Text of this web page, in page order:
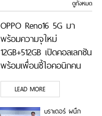
ดูทั้งหมด
OPPO Reno16 5G มา
พร้อมความจุใหม่
12GB+512GB เปิดคอลเลกชัน
พร้อมเพื่อนซี้ไอคอนิกคน
ล่าสุด Pingu Limited
Edition เติมความน่ารักทุก
โมเมนต์ เริ่ม 7 ส.ค. 69
LEAD MORE
บราเดอร์ ผนึก